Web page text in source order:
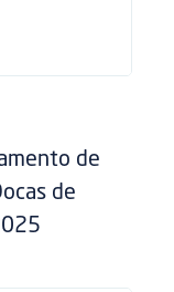
de
de